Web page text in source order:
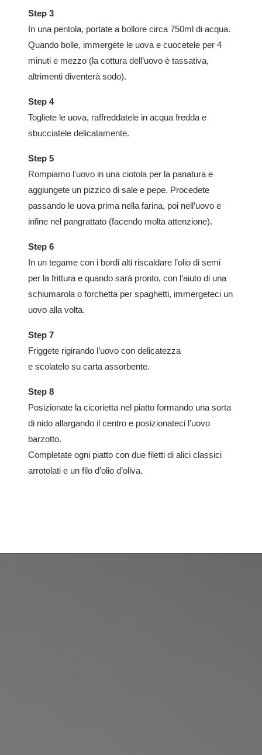
Step 3
In una pentola, portate a bollore circa 750ml di acqua.
Quando bolle, immergete le uova e cuocetele per 4
minuti e mezzo (la cottura dell’uovo è tassativa,
altrimenti diventerà sodo).
Step 4
Togliete le uova, raffreddatele in acqua fredda e
sbucciatele delicatamente.
Step 5
Rompiamo l'uovo in una ciotola per la panatura e
aggiungete un pizzico di sale e pepe. Procedete
passando le uova prima nella farina, poi nell’uovo e
infine nel pangrattato (facendo molta attenzione).
Step 6
In un tegame con i bordi alti riscaldare l’olio di semi
per la frittura e quando sarà pronto, con l’aiuto di una
schiumarola o forchetta per spaghetti, immergeteci un
uovo alla volta.
Step 7
Friggete rigirando l’uovo con delicatezza
e scolatelo su carta assorbente.
Step 8
Posizionate la cicorietta nel piatto formando una sorta
di nido allargando il centro e posizionateci l’uovo
barzotto.
Completate ogni piatto con due filetti di alici classici
arrotolati e un filo d’olio d’oliva.